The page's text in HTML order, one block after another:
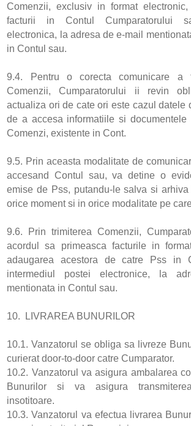
Comenzii, exclusiv in format
facturii in Contul Cumparatorului
electronica, la adresa de e-mail
in Contul sau.
9.4. Pentru o corecta comunicare a
Comenzii, Cumparatorului ii revin
actualiza ori de cate ori este cazul datele
de a accesa informatiile si documentele
Comenzi, existente in Cont.
9.5. Prin aceasta modalitate de
accesand Contul sau, va detine o
emise de Pss, putandu-le salva si
orice moment si in orice modalitate pe
9.6. Prin trimiterea Comenzii,
acordul sa primeasca facturile in
adaugarea acestora de catre Pss in
intermediul postei electronice, la
mentionata in Contul sau.
10. LIVRAREA BUNURILOR
10.1. Vanzatorul se obliga sa livreze
curierat door-to-door catre Cumparator.
10.2. Vanzatorul va asigura ambalarea
Bunurilor si va asigura
insotitoare.
10.3. Vanzatorul va efectua livrarea